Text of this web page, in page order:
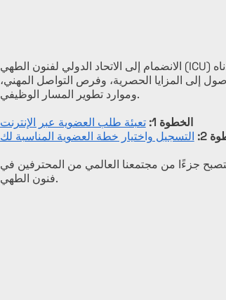
الانضمام إلى الاتحاد الدولي لفنون الطهي (ICU) أمر بسيط! اتبع الخطوتين السهلتين أدناه
إلى المزايا الحصرية، وفرص التواصل المهني،
وموارد تطوير المسار الوظيفي.
الخطوة 1:
تعبئة طلب العضوية عبر الإنترنت
2:
التسجيل واختيار خطة العضوية المناسبة لك
جزءًا من مجتمعنا العالمي من المحترفين في
فنون الطهي.